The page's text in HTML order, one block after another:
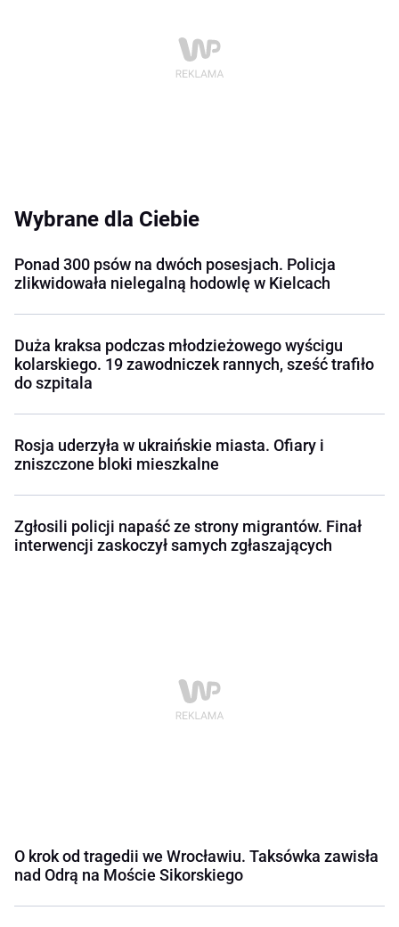
Wybrane dla Ciebie
Ponad 300 psów na dwóch posesjach. Policja
zlikwidowała nielegalną hodowlę w Kielcach
Duża kraksa podczas młodzieżowego wyścigu
kolarskiego. 19 zawodniczek rannych, sześć trafiło
do szpitala
Rosja uderzyła w ukraińskie miasta. Ofiary i
zniszczone bloki mieszkalne
Zgłosili policji napaść ze strony migrantów. Finał
interwencji zaskoczył samych zgłaszających
O krok od tragedii we Wrocławiu. Taksówka zawisła
nad Odrą na Moście Sikorskiego